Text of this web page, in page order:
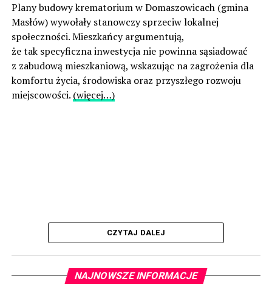
Plany budowy krematorium w Domaszowicach (gmina
Masłów) wywołały stanowczy sprzeciw lokalnej
społeczności. Mieszkańcy argumentują,
że tak specyficzna inwestycja nie powinna sąsiadować
z zabudową mieszkaniową, wskazując na zagrożenia dla
komfortu życia, środowiska oraz przyszłego rozwoju
miejscowości. (więcej…)
CZYTAJ DALEJ
NAJNOWSZE INFORMACJE